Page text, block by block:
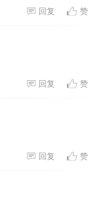
回复 赞
回复 赞
回复 赞